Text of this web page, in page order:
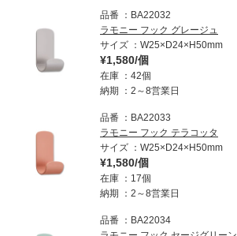
品番
BA22032
ラモニー フック グレージュ
サイズ
W25×D24×H50mm
¥1,580/個
在庫
42個
納期
2～8営業日
品番
BA22033
ラモニー フック テラコッタ
サイズ
W25×D24×H50mm
¥1,580/個
在庫
17個
納期
2～8営業日
品番
BA22034